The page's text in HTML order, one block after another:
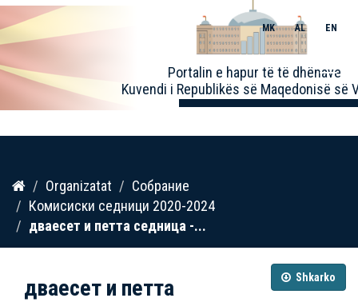
Kalo
përmbajtja
Portalin e hapur të të dhënave
Kuvendi i Republikës së Maqedonisë së
MK AL EN
Toggle
Organizatat
Собрание
Комисиски седници 2020-2024
дваесет и петта седница -...
Shkarko
дваесет и петта